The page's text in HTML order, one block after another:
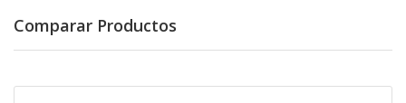
Comparar Productos